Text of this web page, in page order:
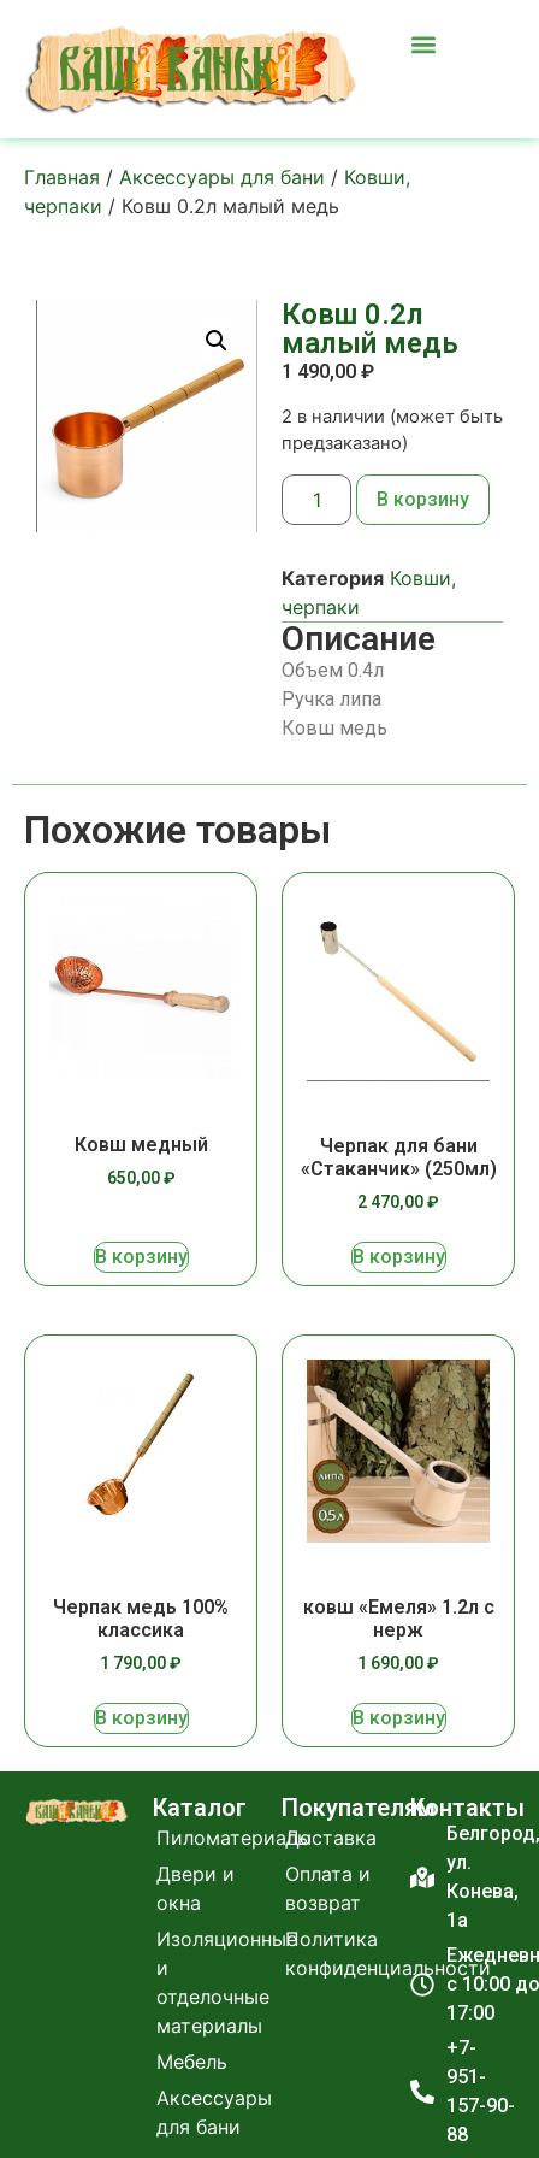
Главная / Аксессуары для бани / Ковши,
черпаки / Ковш 0.2л малый медь
Ковш 0.2л
малый медь
1 490,00 ₽
2 в наличии (может быть
предзаказано)
В корзину
Категория Ковши,
черпаки
Описание
Объем 0.4л
Ручка липа
Ковш медь
Похожие товары
Ковш медный
650,00₽
В корзину
Черпак для бани
«Стаканчик» (250мл)
2 470,00₽
В корзину
Черпак медь 100%
классика
1 790,00₽
В корзину
ковш «Емеля» 1.2л с
нерж
1 690,00₽
В корзину
Каталог
Пиломатериалы
Двери и
окна
Изоляционные
и
отделочные
материалы
Мебель
Аксессуары
для бани
Покупателям
Доставка
Оплата и
возврат
Политика
конфиденциальности
Контакты
Белгород,
ул.
Конева,
1а
с 10:00 до
17:00
+7-
951-
157-90-
88